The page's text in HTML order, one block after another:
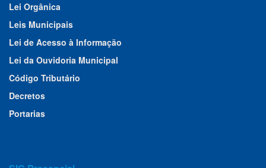
Lei Orgânica
Leis Municipais
Lei de Acesso à Informação
Lei da Ouvidoria Municipal
Código Tributário
Decretos
Portarias